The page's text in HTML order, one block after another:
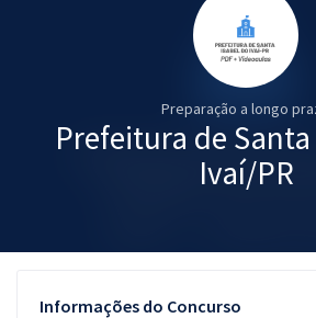
Preparação a longo
Prefeitura de
Ivaí/PR
Informações do Concurso